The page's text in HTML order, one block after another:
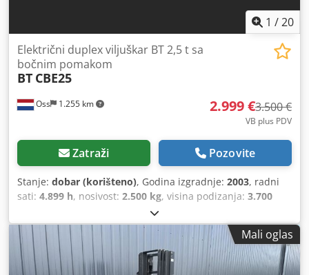
1 /20
Oss 1.255 km
Električni duplex viljuškar BT 2,5 t sa
bočnim pomakom
BT CBE25
2.999 €3.500 €
VB plus PDV
Zatraži Pozovite
Stanje: dobar (korišteno), Godina izgradnje: 2003, radni
sati: 4.899 h, nosivost: 2.500 kg, visina podizanja: 3.700
, vrsta jarbola:
građevinska visina:2.480 mm, prijeđeni kilometri:4.899
km, Mali oglas